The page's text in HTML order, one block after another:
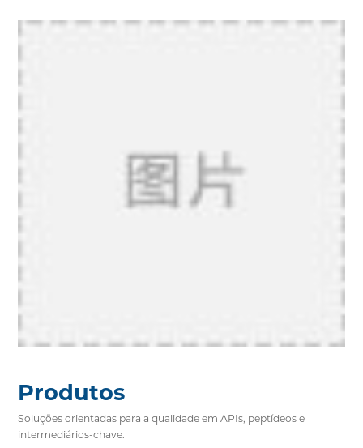
Produtos
Soluções orientadas para a qualidade em APIs, peptídeos e
intermediários-chave.